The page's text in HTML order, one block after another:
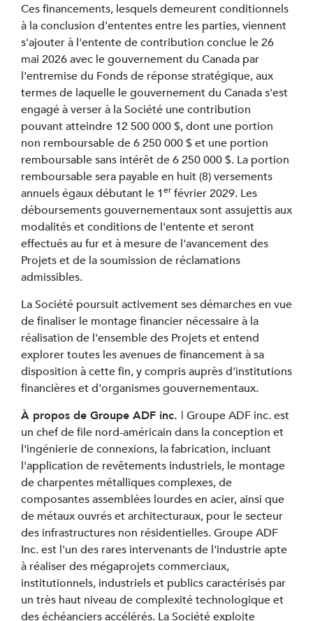
Ces financements, lesquels demeurent conditionnels
à la conclusion d'ententes entre les parties, viennent
s'ajouter à l'entente de contribution conclue le 26
mai 2026 avec le gouvernement du Canada par
l'entremise du Fonds de réponse stratégique, aux
termes de laquelle le gouvernement du Canada s'est
engagé à verser à la Société une contribution
pouvant atteindre 12 500 000 $, dont une portion
non remboursable de 6 250 000 $ et une portion
remboursable sans intérêt de 6 250 000 $. La portion
remboursable sera payable en huit (8) versements
annuels égaux débutant le 1er février 2029. Les
déboursements gouvernementaux sont assujettis aux
modalités et conditions de l'entente et seront
effectués au fur et à mesure de l'avancement des
Projets et de la soumission de réclamations
admissibles.
La Société poursuit activement ses démarches en vue
de finaliser le montage financier nécessaire à la
réalisation de l'ensemble des Projets et entend
explorer toutes les avenues de financement à sa
disposition à cette fin, y compris auprès d'institutions
financières et d'organismes gouvernementaux.
À propos de Groupe ADF inc. | Groupe ADF inc. est
un chef de file nord-américain dans la conception et
l'ingénierie de connexions, la fabrication, incluant
l'application de revêtements industriels, le montage
de charpentes métalliques complexes, de
composantes assemblées lourdes en acier, ainsi que
de métaux ouvrés et architecturaux, pour le secteur
des infrastructures non résidentielles. Groupe ADF
Inc. est l'un des rares intervenants de l'industrie apte
à réaliser des mégaprojets commerciaux,
institutionnels, industriels et publics caractérisés par
un très haut niveau de complexité technologique et
des échéanciers accélérés. La Société exploite